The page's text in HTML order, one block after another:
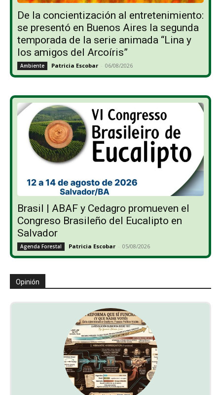
De la concientización al entretenimiento:
se presentó en Buenos Aires la segunda
temporada de la serie animada “Lina y
los amigos del Arcoíris”
Ambiente Patricia Escobar - 06/08/2026
Brasil | ABAF y Cedagro promueven el
Congreso Brasileño del Eucalipto en
Salvador
Agenda Forestal Patricia Escobar - 05/08/2026
Opinión